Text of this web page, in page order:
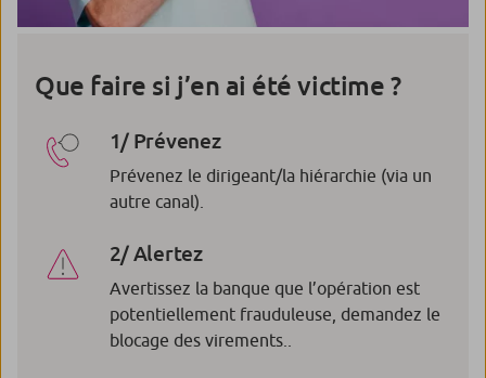
Que faire si j’en ai été victime ?
1/ Prévenez
Prévenez le dirigeant/la hiérarchie (via un
autre canal).
2/ Alertez
Avertissez la banque que l’opération est
potentiellement frauduleuse, demandez le
blocage des virements..